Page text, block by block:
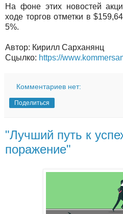
На фоне этих новостей
ходе торгов отметки в
5%.
Автор: Кирилл Сарханянц
Сцылко: https://
Комментариев нет:
Поделиться
"Лучший путь к
поражение"